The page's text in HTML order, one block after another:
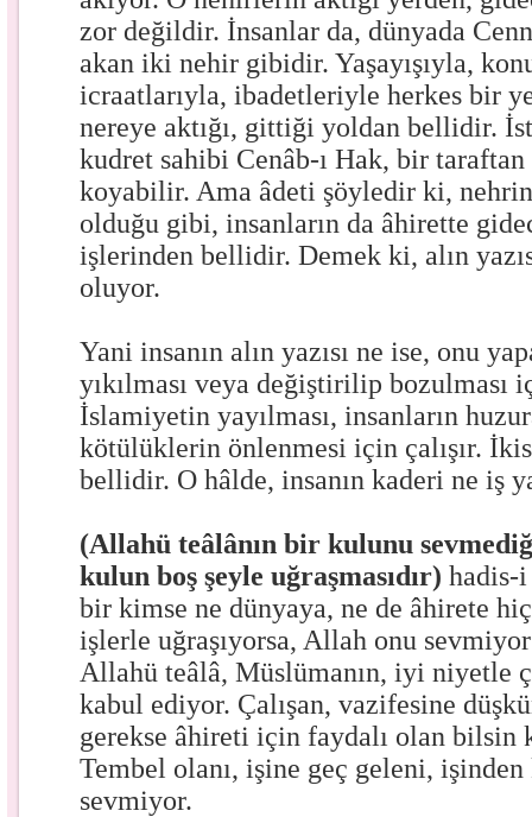
zor değildir. İnsanlar da, dünyada
akan iki nehir gibidir. Yaşayışıyla,
icraatlarıyla, ibadetleriyle herkes bir
nereye aktığı, gittiği yoldan bellidir.
kudret sahibi Cenâb-ı Hak, bir
koyabilir. Ama âdeti şöyledir ki,
olduğu gibi, insanların da âhirette
işlerinden bellidir. Demek ki, alın
oluyor.
Yani insanın alın yazısı ne ise, onu
yıkılması veya değiştirilip bozulması
İslamiyetin yayılması, insanların
kötülüklerin önlenmesi için çalışır.
bellidir. O hâlde, insanın kaderi ne iş
(Allahü teâlânın bir kulunu
kulun boş şeyle uğraşmasıdır)hadis-
bir kimse ne dünyaya, ne de âhirete
işlerle uğraşıyorsa, Allah onu
Allahü teâlâ, Müslümanın, iyi niyetle
kabul ediyor. Çalışan, vazifesine
gerekse âhireti için faydalı olan bilsin
Tembel olanı, işine geç geleni,
sevmiyor.